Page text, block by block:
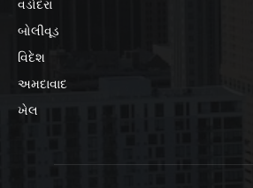
વડોદરા
બોલીવૂડ
વિદેશ
અમદાવાદ
ખેલ